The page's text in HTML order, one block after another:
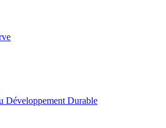
Développement Durable